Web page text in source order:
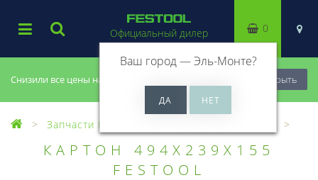
Снизили все цены на 20%, успей купить! Закрыть
Официальный дилер
Ваш город —Эль-Монте?
0
Запчасти Festool
КАРТОН 494X239X155
FESTOOL